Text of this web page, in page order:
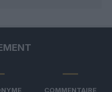
COMMENTAIRE